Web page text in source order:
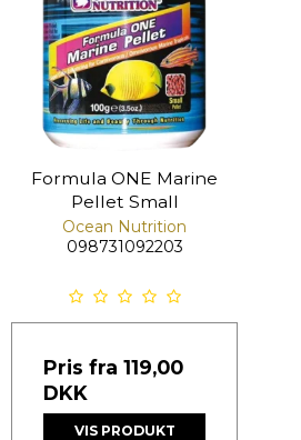
Formula ONE Marine
Pellet Small
Ocean Nutrition
098731092203
Pris fra 119,00
DKK
VIS PRODUKT